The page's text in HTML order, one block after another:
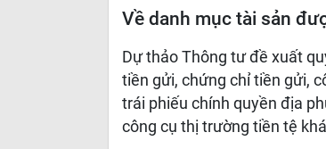
Về danh mục tài sản
Dự thảo Thông tư đề xuất
tiền gửi, chứng chỉ tiền gửi,
trái phiếu chính quyền địa
công cụ thị trường tiền tệ